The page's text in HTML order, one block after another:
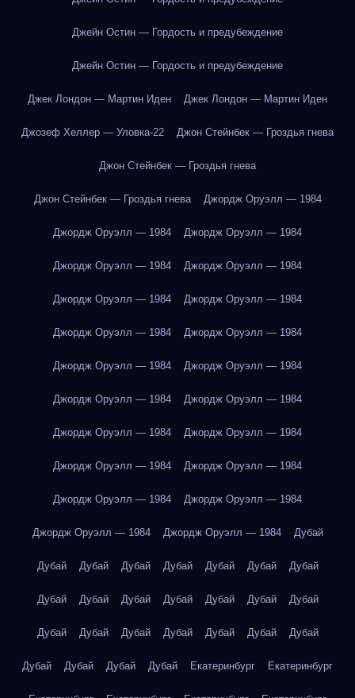
Джейн Остин — Гордость и предубеждение
Джейн Остин — Гордость и предубеждение
Джек Лондон — Мартин Иден Джек Лондон — Мартин Иден
Джозеф Хеллер — Уловка-22 Джон Стейнбек — Гроздья гнева
Джон Стейнбек — Гроздья гнева
Джон Стейнбек — Гроздья гнева Джордж Оруэлл — 1984
Джордж Оруэлл — 1984 Джордж Оруэлл — 1984
Джордж Оруэлл — 1984 Джордж Оруэлл — 1984
Джордж Оруэлл — 1984 Джордж Оруэлл — 1984
Джордж Оруэлл — 1984 Джордж Оруэлл — 1984
Джордж Оруэлл — 1984 Джордж Оруэлл — 1984
Джордж Оруэлл — 1984 Джордж Оруэлл — 1984
Джордж Оруэлл — 1984 Джордж Оруэлл — 1984
Джордж Оруэлл — 1984 Джордж Оруэлл — 1984
Джордж Оруэлл — 1984 Джордж Оруэлл — 1984
Джордж Оруэлл — 1984 Джордж Оруэлл — 1984 Дубай
Дубай Дубай Дубай Дубай Дубай Дубай Дубай
Дубай Дубай Дубай Дубай Дубай Дубай Дубай
Дубай Дубай Дубай Дубай Дубай Дубай Дубай
Дубай Дубай Дубай Дубай Екатеринбург Екатеринбург